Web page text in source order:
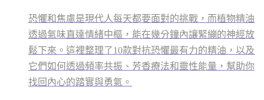
恐懼和焦慮是現代人每天都要面對的挑戰，而植物精油
透過氣味直達情緒中樞，能在幾分鐘內讓緊繃的神經放
鬆下來。這裡整理了10款對抗恐懼最有力的精油，以及
它們如何透過頻率共振、芳香療法和靈性能量，幫助你
找回內心的踏實與勇氣。